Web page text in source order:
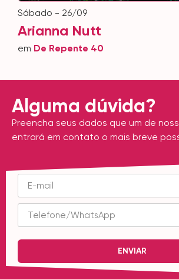
sábado - 26/09
Arianna Nutt
em De Repente 40
Alguma dúvida?
Preencha seus dados que um de
entrará em contato o mais breve
ENVIAR